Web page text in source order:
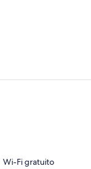
Wi-Fi gratuito